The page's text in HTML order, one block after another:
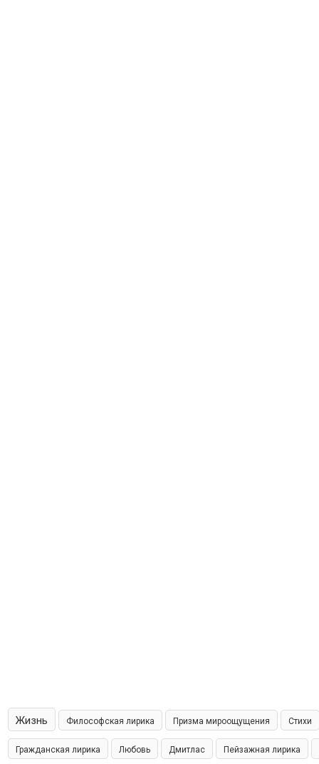
Жизнь Философская лирика Призма мироощущения Стихи
Гражданская лирика Любовь Дмитлас Пейзажная лирика